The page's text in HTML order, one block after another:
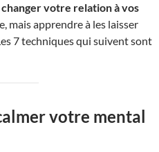
changer votre relation à vos
mais apprendre à les laisser
7 techniques qui suivent sont
votre mental